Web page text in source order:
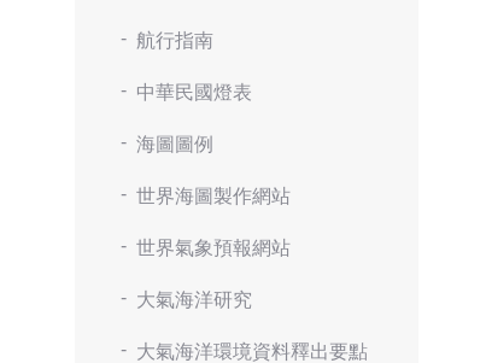
航行指南
中華民國燈表
海圖圖例
世界海圖製作網站
世界氣象預報網站
大氣海洋研究
大氣海洋環境資料釋出要點